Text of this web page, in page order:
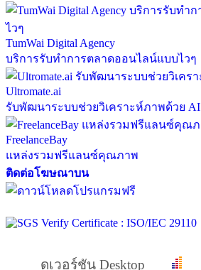
TumWai Digital Agency
บริการรับทำการตลาดออนไลน์แบบไวๆ
Ultromate.ai
รับพัฒนาระบบช่วยวิเคราะห์ภาพด้วย AI
FreelanceBay
แหล่งรวมฟรีแลนซ์คุณภาพ
ติดต่อโฆษณาบน
ดูเวอร์ชัน Desktop